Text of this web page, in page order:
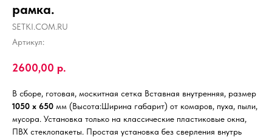
рамка.
SETKI.COM.RU
Артикул:
2600,00 р.
В сборе, готовая, москитная сетка Вставная внутренняя, размер
1050 х 650 мм (Высота:Ширина габарит) от комаров, пуха, пыли,
мусора. Установка только на классические пластиковые окна,
ПВХ стеклопакеты. Простая установка без сверления внутрь